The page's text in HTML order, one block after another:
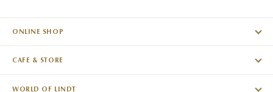
ONLINE SHOP
CAFE & STORE
WORLD OF LINDT